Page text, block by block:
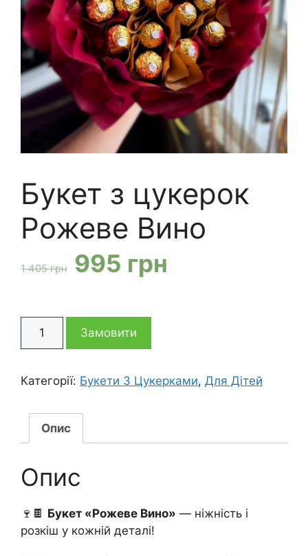
Букет з цукерок
Рожеве Вино
1 405грн Оригінальна
1
405 грн
995 грн
Букет
Рожеве
кількість
Замовити
Категорії: Букети З Цукерками, Для Дітей
Опис
Опис
🍷🍫 Букет «Рожеве Вино» — ніжність і
розкіш у кожній деталі!